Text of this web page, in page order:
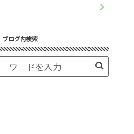
ブログ内検索